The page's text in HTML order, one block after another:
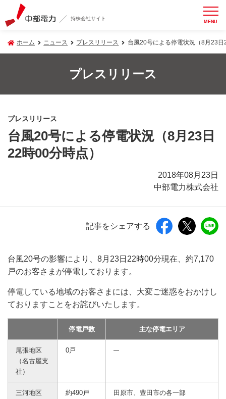
持株会社サイト MENU
ホーム ニュース プレスリリース 台風20号による停電状況（8月23
プレスリリース
プレスリリース
台風20号による停電状況（8月23日
22時00分時点）
2018年08月23日
中部電力株式会社
記事をシェアする
台風20号の影響により、8月23日22時00分現在、約7,170
戸のお客さまが停電しております。
停電している地域のお客さまには、大変ご迷惑をおかけし
ておりますことをお詫びいたします。
停電戸数 主な停電エリア
尾張地区
（名古屋支
社）
0戸
三河地区
約490戸 田原市、豊田市の各一部